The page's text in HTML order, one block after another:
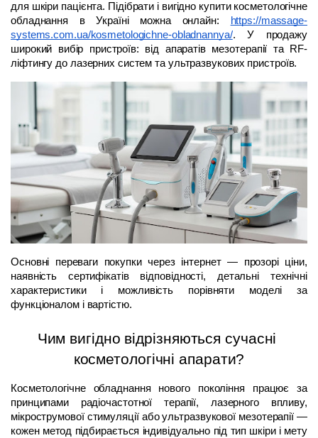
для шкіри пацієнта. Підібрати і вигідно купити косметологічне
обладнання в Україні можна онлайн:
https://massage-
systems.com.ua/kosmetologichne-obladnannya/. У продажу
широкий вибір пристроїв: від апаратів мезотерапії та RF-
ліфтингу до лазерних систем та ультразвукових пристроїв.
Основні переваги покупки через інтернет — прозорі ціни,
наявність сертифікатів відповідності, детальні технічні
характеристики і можливість порівняти моделі за
функціоналом і вартістю.
Чим вигідно відрізняються сучасні
косметологічні апарати?
Косметологічне обладнання нового покоління працює за
принципами радіочастотної терапії, лазерного впливу,
мікрострумової стимуляції або ультразвукової мезотерапії —
кожен метод підбирається індивідуально під тип шкіри і мету